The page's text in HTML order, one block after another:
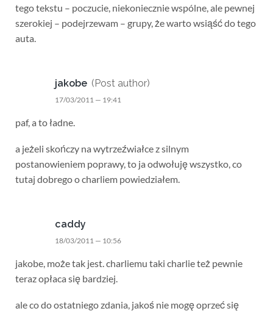
tego tekstu – poczucie, niekoniecznie wspólne, ale pewnej
szerokiej – podejrzewam – grupy, że warto wsiąść do tego
auta.
jakobe (Post author)
17/03/2011 — 19:41
paf, a to ładne.
a jeżeli skończy na wytrzeźwiałce z silnym
postanowieniem poprawy, to ja odwołuję wszystko, co
tutaj dobrego o charliem powiedziałem.
caddy
18/03/2011 — 10:56
jakobe, może tak jest. charliemu taki charlie też pewnie
teraz opłaca się bardziej.
ale co do ostatniego zdania, jakoś nie mogę oprzeć się